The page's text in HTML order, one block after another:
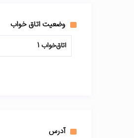
وضعیت اتاق خواب
اتاق‌خواب 1
آدرس